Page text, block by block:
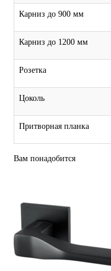
Карниз до 900 мм
Карниз до 1200 мм
Розетка
Цоколь
Притворная планка
Вам понадобится